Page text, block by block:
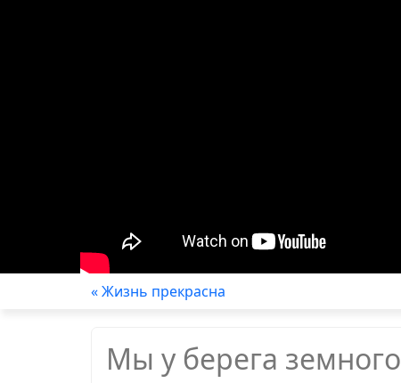
« Жизнь прекрасна
Мы у берега земного